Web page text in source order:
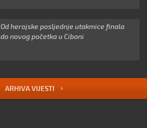
Od herojske posljednje utakmice finala
do novog početka u Ciboni
ARHIVA VIJESTI